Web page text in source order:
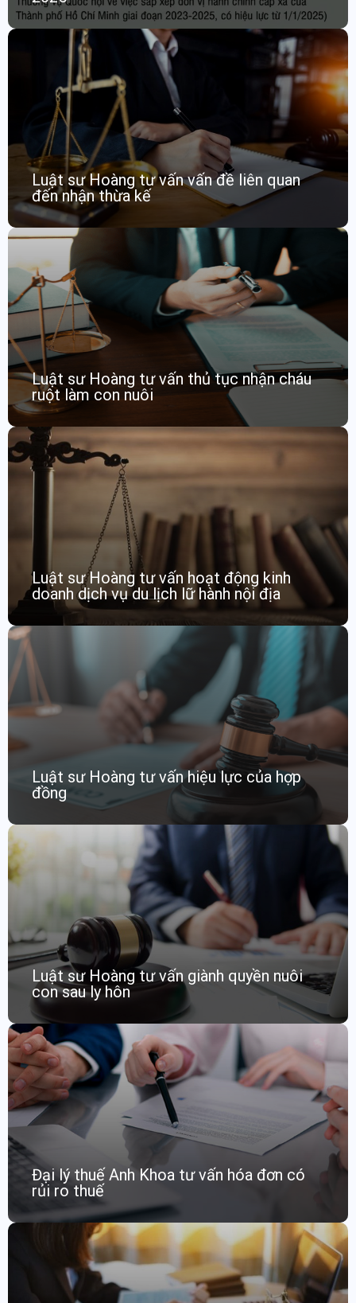
Luật sư Hoàng tư vấn vấn đề liên quan
đến nhận thừa kế
Luật sư Hoàng tư vấn thủ tục nhận cháu
ruột làm con nuôi
Luật sư Hoàng tư vấn hoạt động kinh
doanh dịch vụ du lịch lữ hành nội địa
Luật sư Hoàng tư vấn hiệu lực của hợp
đồng
Luật sư Hoàng tư vấn giành quyền nuôi
con sau ly hôn
Đại lý thuế Anh Khoa tư vấn hóa đơn có
rủi ro thuế